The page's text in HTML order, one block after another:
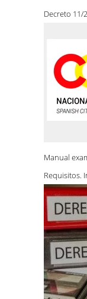
Decreto 11/
Manual
Requisitos.